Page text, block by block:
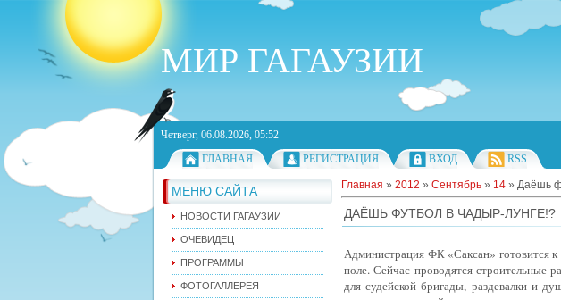
МИР ГАГАУЗИИ
Четверг, 06.08.2026, 05:52
ГЛАВНАЯ
РЕГИСТРАЦИЯ ВХОД RSS
МЕНЮ САЙТА
НОВОСТИ ГАГАУЗИИ
ОЧЕВИДЕЦ
ПРОГРАММЫ
ФОТОГАЛЛЕРЕЯ
Главная » 2012 » Сентябрь » 14 » Даёшь
ДАЁШЬ ФУТБОЛ В ЧАДЫР-ЛУНГЕ!?
Администрация ФК «Саксан» готовится
поле. Сейчас проводятся строительные
для судейской бригады, раздевалки и